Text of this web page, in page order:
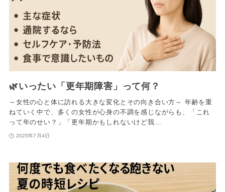
🌿いったい「更年期障害」って何？
～女性の心と体に訪れる大きな変化とその向き合い方～ 年齢を重
ねていく中で、多くの女性が心身の不調を感じながらも、「これ
って年のせい？」「更年期かもしれないけど我…
2025年7月4日